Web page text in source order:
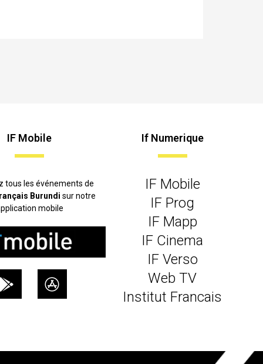
IF Mobile
tous les événements de
Burundisur notre
mobile
If Numerique
IF Mobile
IF Prog
IF Mapp
IF Cinema
IF Verso
Web TV
Institut Francais